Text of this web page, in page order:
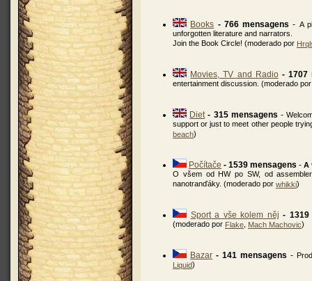
Books - 766 mensagens - A
unforgotten literature and narrators.
Join the Book Circle! (moderado por
Movies, TV and Radio - 1707
entertainment discussion. (moderado
Diet - 315 mensagens -
support or just to meet other people
beach)
Počítače - 1539 mensagens - A
O všem od HW po SW, od
nanotranďáky. (moderado por whikki)
Sport a vše kolem něj - 1319
(moderado por Flake, Mach Machovic)
Bazar - 141 mensagens -
Liquid)